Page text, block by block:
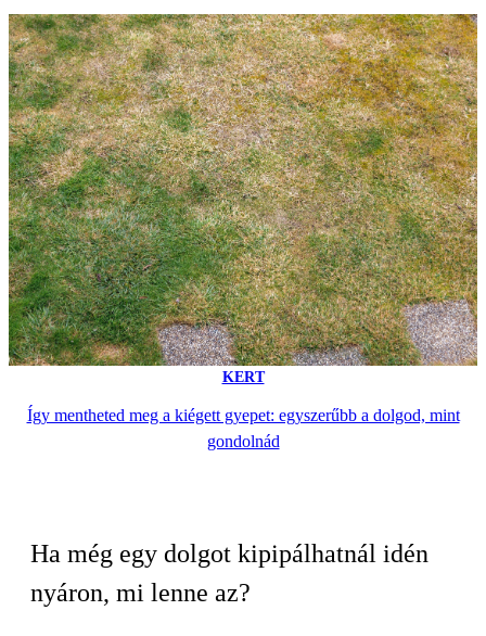
KERT
Így mentheted meg a kiégett gyepet: egyszerűbb a dolgod, mint
gondolnád
Ha még egy dolgot kipipálhatnál idén
nyáron, mi lenne az?